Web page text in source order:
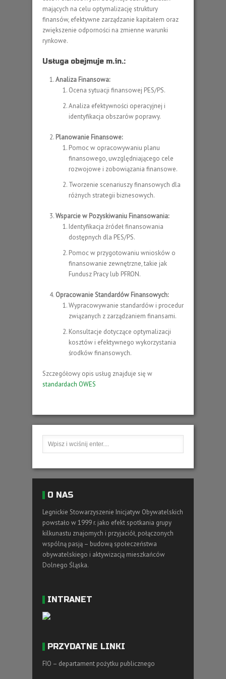
mających na celu optymalizację struktury
finansów, efektywne zarządzanie kapitałem oraz
zwiększenie odporności na zmienne warunki
rynkowe.
Usługa obejmuje m.in.:
Analiza Finansowa:
Ocena sytuacji finansowej PES/PS.
Analiza efektywności operacyjnej i
identyfikacja obszarów poprawy.
Planowanie Finansowe:
Pomoc w opracowywaniu planu
finansowego, uwzględniającego cele
rozwojowe i zobowiązania finansowe.
Tworzenie scenariuszy finansowych dla
różnych strategii biznesowych.
Wsparcie w Pozyskiwaniu Finansowania:
Identyfikacja źródeł finansowania
dostępnych dla PES/PS.
Pomoc w przygotowaniu wniosków o
finansowanie zewnętrzne, takie jak
Fundusz Pracy lub PFRON.
Opracowanie Standardów Finansowych:
Wypracowywanie standardów i procedur
związanych z zarządzaniem finansami.
Konsultacje dotyczące optymalizacji
kosztów i efektywnego wykorzystania
środków finansowych.
Szczegółowy opis usług znajduje się w
standardach OWES
O NAS
Legnickie Stowarzyszenie Inicjatyw Obywatelskich
powstało w 1999 r. jako efekt spotkania grupy
kilkunastu znajomych i przyjaciół, połączonych
wspólną pasją – budową społeczeństwa
obywatelskiego i aktywizacją mieszkańców
Dolnego Śląska.
INTRANET
PRZYDATNE LINKI
FIO – departament pożytku publicznego